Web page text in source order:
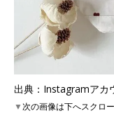
出典：Instagramアカ
▼次の画像は下へスクロ